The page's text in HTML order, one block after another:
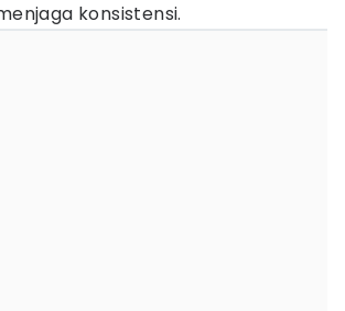
konsistensi.